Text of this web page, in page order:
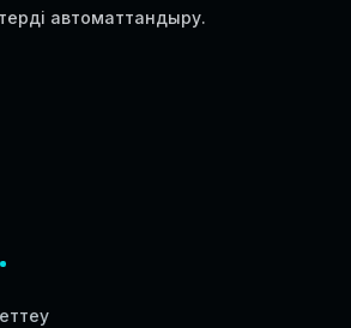
автоматтандыру.